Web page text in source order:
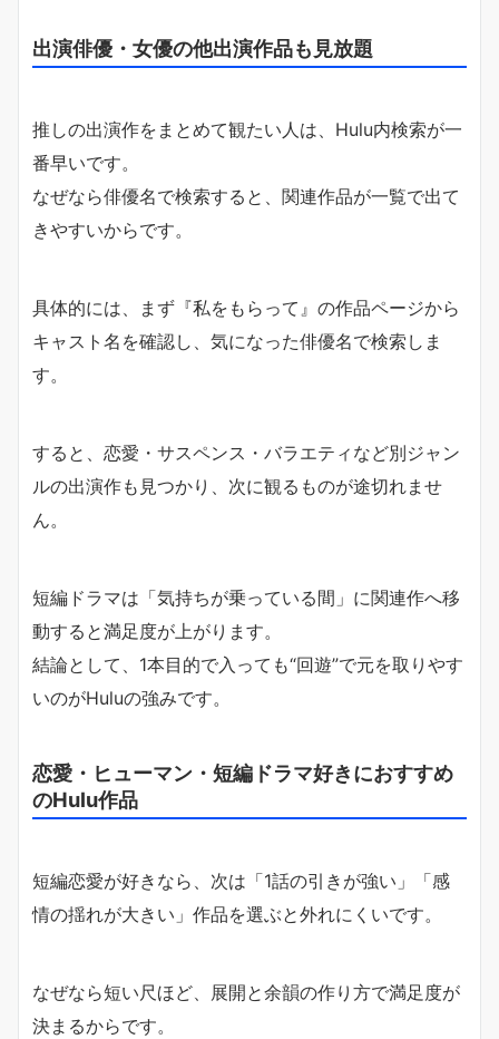
出演俳優・女優の他出演作品も見放題
推しの出演作をまとめて観たい人は、Hulu内検索が一
番早いです。
なぜなら俳優名で検索すると、関連作品が一覧で出て
きやすいからです。
具体的には、まず『私をもらって』の作品ページから
キャスト名を確認し、気になった俳優名で検索しま
す。
すると、恋愛・サスペンス・バラエティなど別ジャン
ルの出演作も見つかり、次に観るものが途切れませ
ん。
短編ドラマは「気持ちが乗っている間」に関連作へ移
動すると満足度が上がります。
結論として、1本目的で入っても“回遊”で元を取りやす
いのがHuluの強みです。
恋愛・ヒューマン・短編ドラマ好きにおすすめ
のHulu作品
短編恋愛が好きなら、次は「1話の引きが強い」「感
情の揺れが大きい」作品を選ぶと外れにくいです。
なぜなら短い尺ほど、展開と余韻の作り方で満足度が
決まるからです。